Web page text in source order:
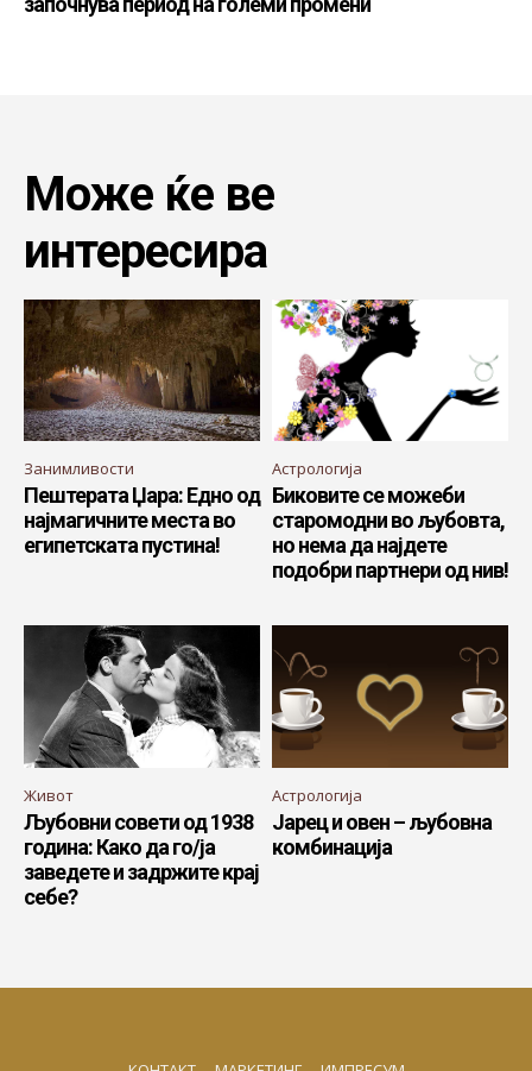
Може ќе ве
интересира
Занимливости
Пештерата Џара: Едно од
најмагичните места во
египетската пустина!
Астрологија
Биковите се можеби
старомодни во љубовта,
но нема да најдете
подобри партнери од нив!
Живот
Љубовни совети од 1938
година: Како да го/ја
заведете и задржите крај
себе?
Астрологија
Јарец и овен – љубовна
комбинација